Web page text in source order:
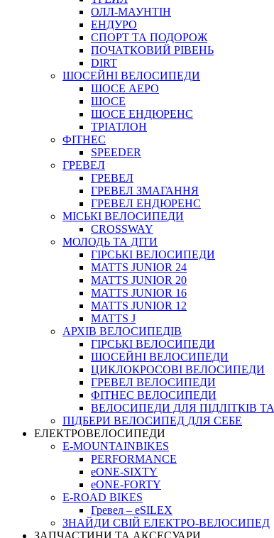
ОЛЛ-МАУНТIН
ЕНДУРО
СПОРТ ТА ПОДОРОЖ
ПОЧАТКОВИЙ РIВЕНЬ
DIRT
ШОСЕЙНІ ВЕЛОСИПЕДИ
ШОСЕ АЕРО
ШОСЕ
ШОСЕ ЕНДЮРЕНС
ТРІАТЛОН
ФІТНЕС
SPEEDER
ГРЕВЕЛ
ГРЕВЕЛ
ГРЕВЕЛ ЗМАГАННЯ
ГРЕВЕЛ ЕНДЮРЕНС
МІСЬКІ ВЕЛОСИПЕДИ
CROSSWAY
МОЛОДЬ ТА ДІТИ
ГIРСЬКI ВЕЛОСИПЕДИ
MATTS JUNIOR 24
MATTS JUNIOR 20
MATTS JUNIOR 16
MATTS JUNIOR 12
MATTS J
АРХIВ ВЕЛОСИПЕДIВ
ГІРСЬКІ ВЕЛОСИПЕДИ
ШОСЕЙНІ ВЕЛОСИПЕДИ
ЦИКЛОКРОСОВІ ВЕЛОСИПЕДИ
ГРЕВЕЛ ВЕЛОСИПЕДИ
ФІТНЕС ВЕЛОСИПЕДИ
ВЕЛОСИПЕДИ ДЛЯ ПІДЛІТКІВ
ПIДБЕРИ ВЕЛОСИПЕД ДЛЯ СЕБЕ
ЕЛЕКТРОВЕЛОСИПЕДИ
E-MOUNTAINBIKES
PERFORMANCE
eONE-SIXTY
eONE-FORTY
E-ROAD BIKES
Гревел – eSILEX
ЗНАЙДИ СВІЙ ЕЛЕКТРО-ВЕЛОСИПЕД
ЗАПЧАСТИНИ ТА АКСЕСУАРИ